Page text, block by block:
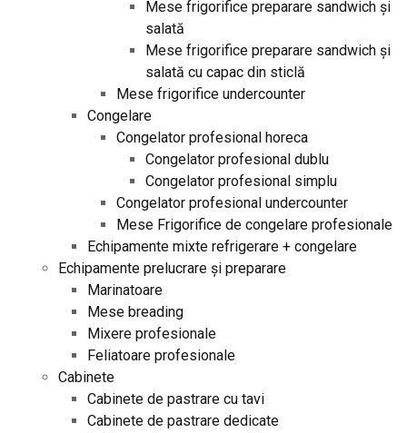
Mese frigorifice preparare sandwich și
salată
Mese frigorifice preparare sandwich și
salată cu capac din sticlă
Mese frigorifice undercounter
Congelare
Congelator profesional horeca
Congelator profesional dublu
Congelator profesional simplu
Congelator profesional undercounter
Mese Frigorifice de congelare profesionale
Echipamente mixte refrigerare + congelare
Echipamente prelucrare și preparare
Marinatoare
Mese breading
Mixere profesionale
Feliatoare profesionale
Cabinete
Cabinete de pastrare cu tavi
Cabinete de pastrare dedicate